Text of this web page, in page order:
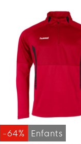
-64% Enfants